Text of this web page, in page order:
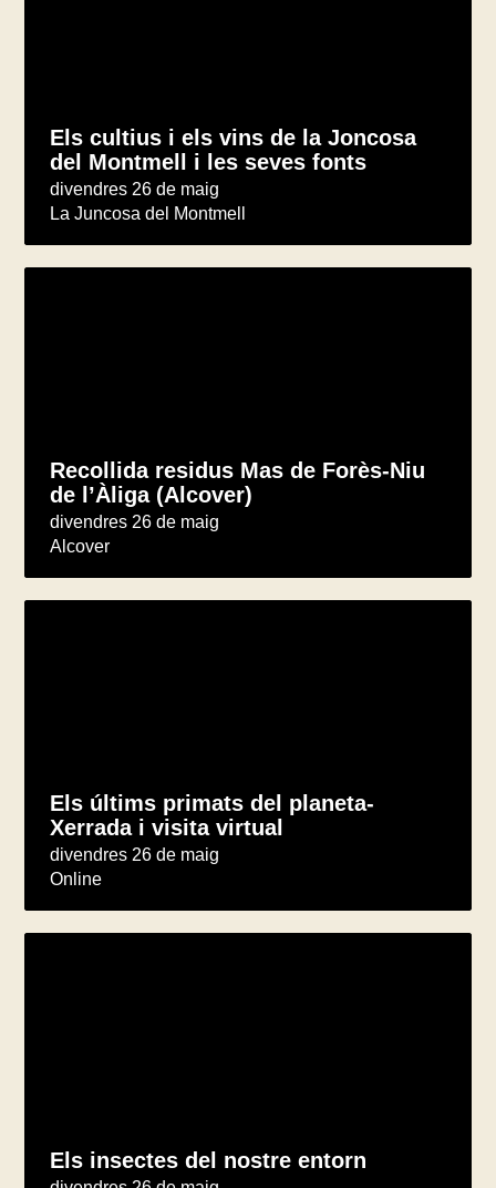
Els cultius i els vins de la Joncosa
del Montmell i les seves fonts
divendres 26 de maig
La Juncosa del Montmell
Recollida residus Mas de Forès-Niu
de l’Àliga (Alcover)
divendres 26 de maig
Alcover
Els últims primats del planeta-
Xerrada i visita virtual
divendres 26 de maig
Online
Els insectes del nostre entorn